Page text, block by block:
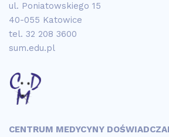
ul. Poniatowskiego 15
40-055 Katowice
tel. 32 208 3600
sum.edu.pl
CENTRUM MEDYCYNY